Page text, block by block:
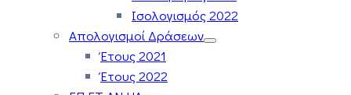
Ισολογισμός 2022
Απολογισμοί Δράσεων
Έτους 2021
Έτους 2022